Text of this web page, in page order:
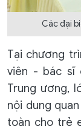
Các đại
Tại chương
viên - bác sĩ
Trung ương,
nội dung
toàn cho trẻ